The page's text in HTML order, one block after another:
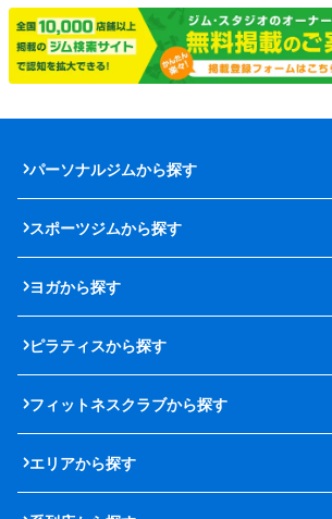
パーソナルジムから探す
スポーツジムから探す
ヨガから探す
ピラティスから探す
フィットネスクラブから探す
エリアから探す